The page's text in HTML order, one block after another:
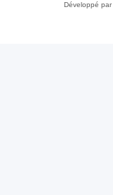
Développé par